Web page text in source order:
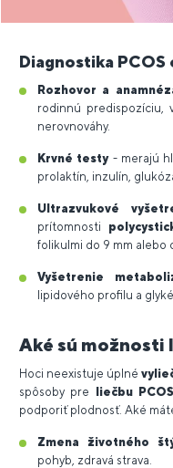
Diagnostika
Rozhovor a
rodinnú predispozíciu,
nerovnováhy.
Krvné testy- merajú
prolaktín, inzulín,
Ultrazvukové
prítomnosti
folikulmi do 9 mm alebo
Vyšetrenie
lipidového profilu a
Aké sú možnosti
Hoci neexistuje úplné
spôsoby pre liečbu PCOS
podporiť plodnosť. Aké
Zmena životného
pohyb, zdravá strava.